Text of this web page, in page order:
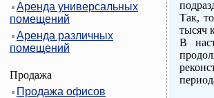
Аренда универсальных
помещений
Аренда различных
помещений
Продажа
Продажа офисов
Так,
тысяч
В